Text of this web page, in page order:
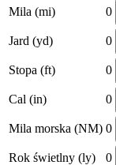
Mila (mi) 0
Jard (yd) 0
Stopa (ft) 0
Cal (in) 0
Mila morska (NM) 0
Rok świetlny (ly) 0